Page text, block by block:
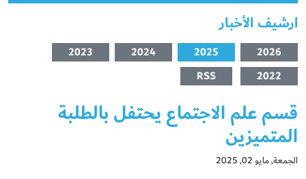
ارشيف الأخبار
2026
2025
2024
2023
2022
RSS
قسم علم الاجتماع يحتفل بالطلبة
المتميزين
الجمعة, مايو 02, 2025